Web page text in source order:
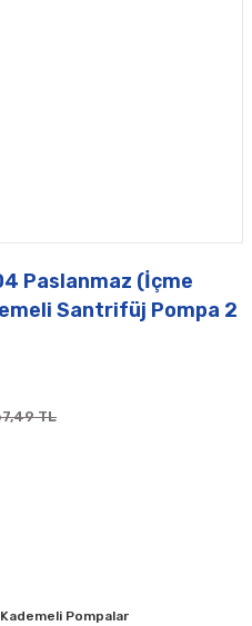
Paslanmaz (İçme
Santrifüj Pompa 2
TL
Pompalar